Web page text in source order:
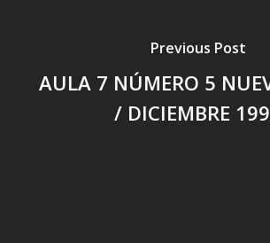
Previous Post
AULA 7 NÚMERO 5
/ DICIEMBRE